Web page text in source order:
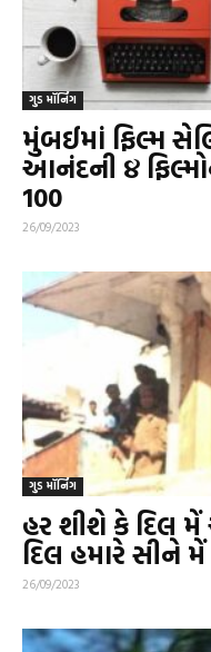
ગુડ મૉર્નિંગ
મુંબઈમાં ફિલ્મ
આનંદની ૪
100
26/09/2023
ગુડ મૉર્નિંગ
હર શીશે કે દિલ
દિલ હમારે સીને
26/09/2023